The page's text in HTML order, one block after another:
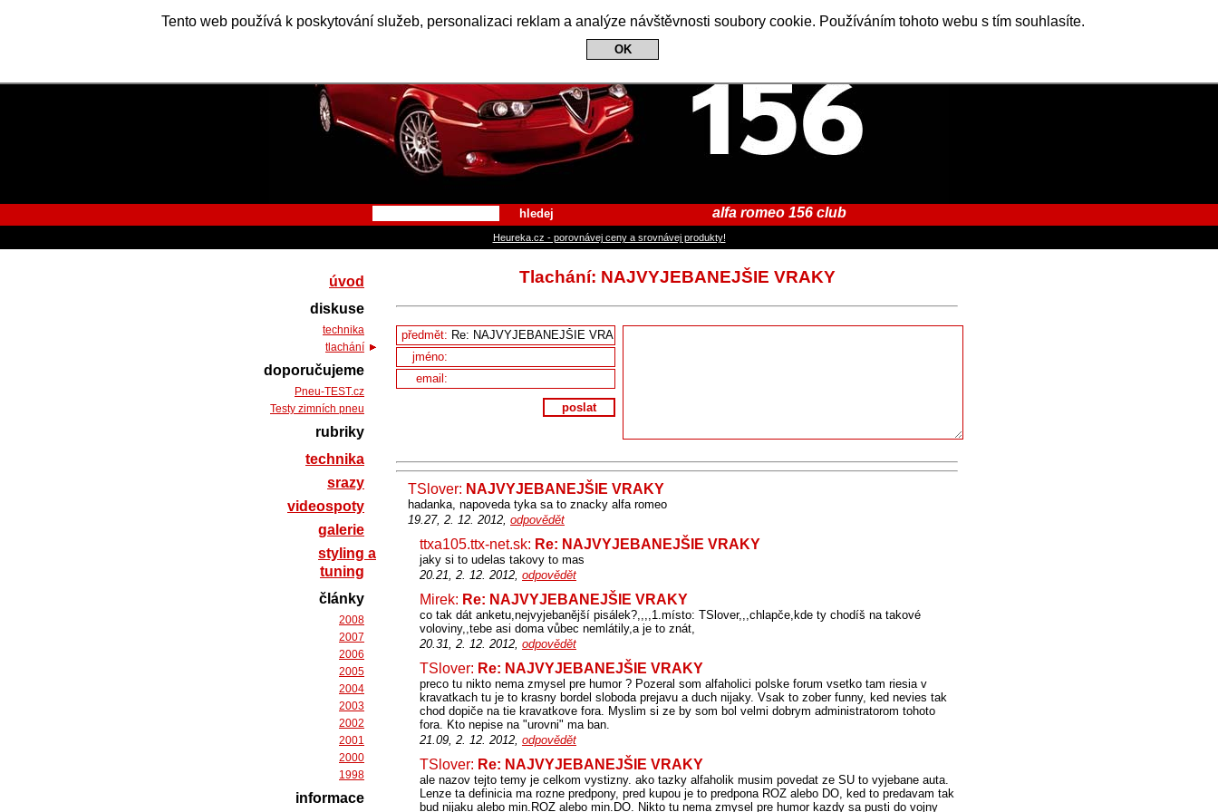
Tento web používá k poskytování služeb, personalizaci reklam a analýze návštěvnosti soubory cookie. Používáním tohoto webu s tím souhlasíte.
OK
Alfa Romeo 156 Club
hledej alfa romeo 156 club
Heureka.cz - porovnávej ceny a srovnávej produkty!
Tlachání: NAJVYJEBANEJŠIE VRAKY
předmět:
jméno:
email:
poslat
TSlover: NAJVYJEBANEJŠIE VRAKY
hadanka, napoveda tyka sa to znacky alfa romeo
19.27, 2. 12. 2012, odpovědět
ttxa105.ttx-net.sk: Re: NAJVYJEBANEJŠIE VRAKY
jaky si to udelas takovy to mas
20.21, 2. 12. 2012, odpovědět
Mirek: Re: NAJVYJEBANEJŠIE VRAKY
co tak dát anketu,nejvyjebanější pisálek?,,,,1.místo: TSlover,,,chlapče,kde ty chodíš na takové
voloviny,,tebe asi doma vůbec nemlátily,a je to znát,
20.31, 2. 12. 2012, odpovědět
TSlover: Re: NAJVYJEBANEJŠIE VRAKY
preco tu nikto nema zmysel pre humor ? Pozeral som alfaholici polske forum vsetko tam riesia v
kravatkach tu je to krasny bordel sloboda prejavu a duch nijaky. Vsak to zober funny, ked nevies tak
chod dopiče na tie kravatkove fora. Myslim si ze by som bol velmi dobrym administratorom tohoto
fora. Kto nepise na "urovni" ma ban.
21.09, 2. 12. 2012, odpovědět
TSlover: Re: NAJVYJEBANEJŠIE VRAKY
ale nazov tejto temy je celkom vystizny. ako tazky alfaholik musim povedat ze SU to vyjebane auta.
Lenze ta definicia ma rozne predpony, pred kupou je to predpona ROZ alebo DO, ked to predavam tak
bud nijaku alebo min.ROZ alebo min.DO. Nikto tu nema zmysel pre humor kazdy sa pusti do vojny
úvod
diskuse
technika
tlachání
doporučujeme
Pneu-TEST.cz
Testy zimních pneu
rubriky
technika
srazy
videospoty
galerie
styling a
tuning
články
2008
2007
2006
2005
2004
2003
2002
2001
2000
1998
informace